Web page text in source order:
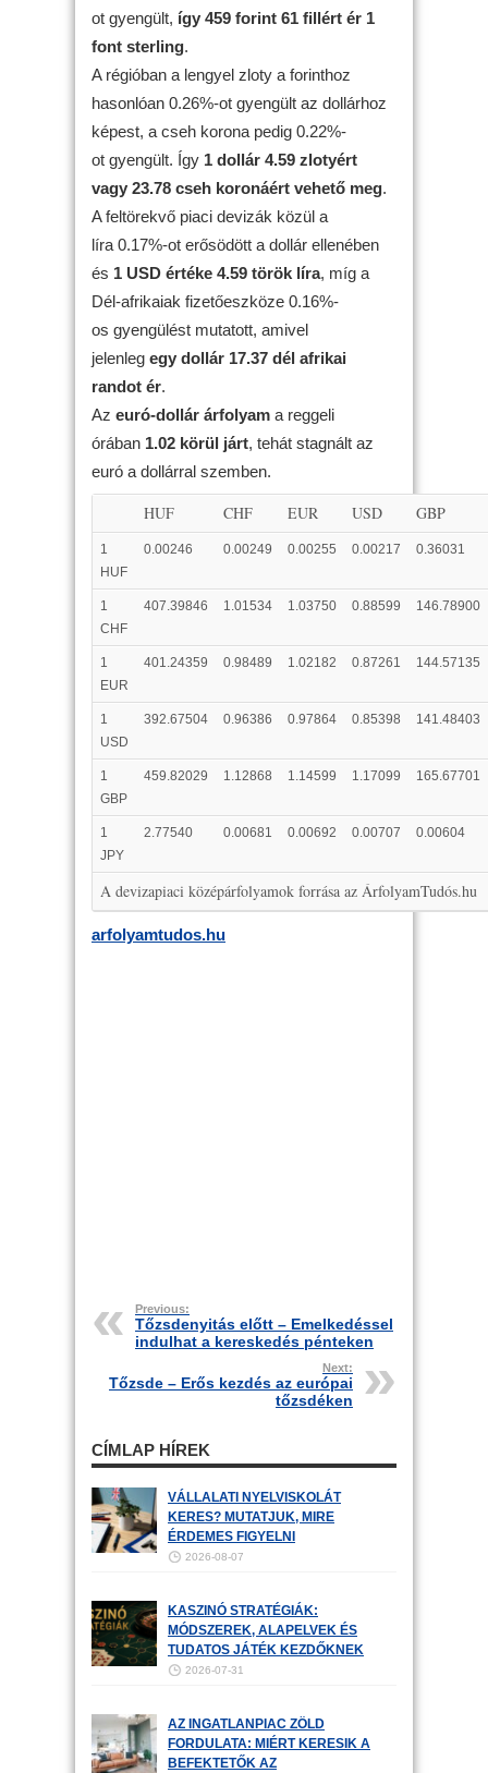
ot gyengült, így 459 forint 61 fillért ér 1
font sterling.
A régióban a lengyel zloty a forinthoz
hasonlóan 0.26%-ot gyengült az dollárhoz
képest, a cseh korona pedig 0.22%-
ot gyengült. Így 1 dollár 4.59 zlotyért
vagy 23.78 cseh koronáért vehető meg.
A feltörekvő piaci devizák közül a
líra 0.17%-ot erősödött a dollár ellenében
és 1 USD értéke 4.59 török líra, míg a
Dél-afrikaiak fizetőeszköze 0.16%-
os gyengülést mutatott, amivel
jelenleg egy dollár 17.37 dél afrikai
randot ér.
Az euró-dollár árfolyam a reggeli
órában 1.02 körül járt, tehát stagnált az
euró a dollárral szemben.
HUF CHF EUR USD GBP
1
HUF
0.00246 0.00249 0.00255 0.00217 0.36031
1
CHF
407.39846 1.01534 1.03750 0.88599 146.78900
1
EUR
401.24359 0.98489 1.02182 0.87261 144.57135
1
USD
392.67504 0.96386 0.97864 0.85398 141.48403
1
GBP
459.82029 1.12868 1.14599 1.17099 165.67701
1
JPY
2.77540 0.00681 0.00692 0.00707 0.00604
A devizapiaci középárfolyamok forrása az ÁrfolyamTudós.hu
arfolyamtudos.hu
Previous:
Tőzsdenyitás előtt – Emelkedéssel
indulhat a kereskedés pénteken
Next:
Tőzsde – Erős kezdés az európai
tőzsdéken
CÍMLAP HÍREK
VÁLLALATI NYELVISKOLÁT
KERES? MUTATJUK, MIRE
ÉRDEMES FIGYELNI
2026-08-07
KASZINÓ STRATÉGIÁK:
MÓDSZEREK, ALAPELVEK ÉS
TUDATOS JÁTÉK KEZDŐKNEK
2026-07-31
AZ INGATLANPIAC ZÖLD
FORDULATA: MIÉRT KERESIK A
BEFEKTETŐK AZ